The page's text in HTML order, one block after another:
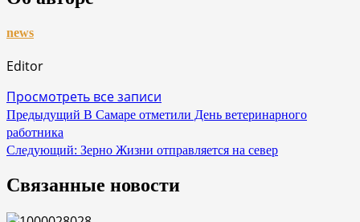
news
Editor
Просмотреть все записи
Навигация
по
записям
Предыдущий В Самаре отметили День ветеринарного
работника
Следующий: Зерно Жизни отправляется на север
Связанные новости